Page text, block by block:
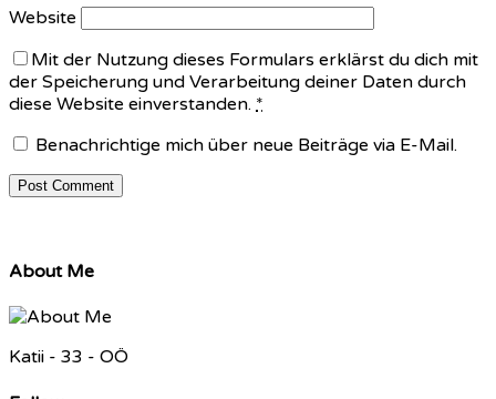
Website
Mit der Nutzung dieses Formulars erklärst du dich mit
der Speicherung und Verarbeitung deiner Daten durch
diese Website einverstanden. *
Benachrichtige mich über neue Beiträge via E-Mail.
About Me
Katii - 33 - OÖ